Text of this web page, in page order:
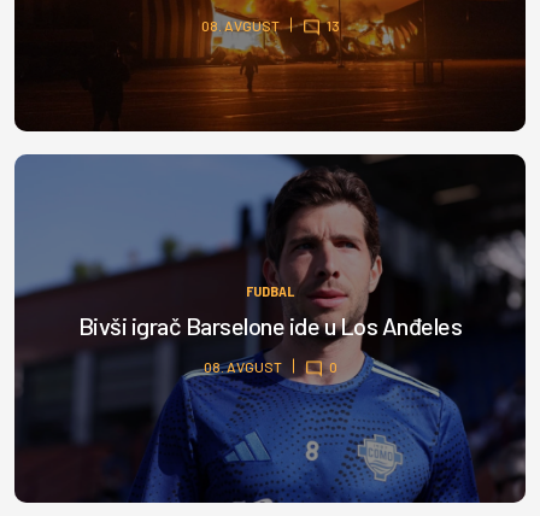
08. AVGUST 13
FUDBAL
Bivši igrač Barselone ide u Los Anđeles
08. AVGUST 0